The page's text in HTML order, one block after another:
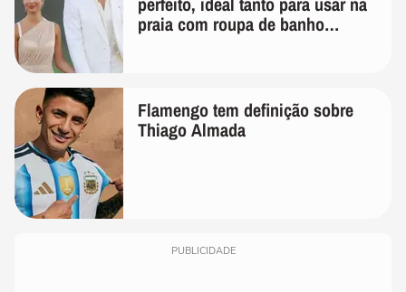
praia com roupa de banho
Flamengo tem definição sobre
Thiago Almada
PUBLICIDADE